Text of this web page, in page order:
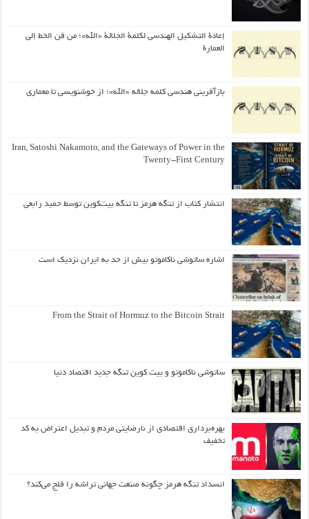
إعادة التشكيل الهندسي لكلمة الجلالة «الله»؛ من فن الخط إلى
العمارة
بازآفرینی هندسی کلمه جلاله «الله»؛ از خوشنویسی تا معماری
Iran, Satoshi Nakamoto, and the Gateways of Power in the
Twenty-First Century
انتشار کتاب از تنگه هرمز تا تنگه بیت‌کوین توسط حمید رابعی
اشاره ساتوشی ناکاموتو بیش از حد به ایران نزدیک است
From the Strait of Hormuz to the Bitcoin Strait
ساتوشی ناکاموتو و بیت کوین تنگه جدید اقتصاد دنیا
بهره‌برداری اقتصادی از نارضایتی مردم و تبدیل اعتراض به کد
تخفیف
انسداد تنگه هرمز چگونه صنعت جهانی تراشه را فلج می‌کند؟